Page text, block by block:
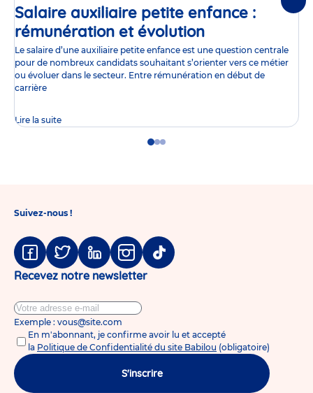
Salaire auxiliaire petite enfance :
rémunération et évolution
Le salaire d’une auxiliaire petite enfance est une question centrale
pour de nombreux candidats souhaitant s’orienter vers ce métier
ou évoluer dans le secteur. Entre rémunération en début de
carrière
Lire la suite
GoGoGo
Suivez-nous !
Facebook
TwitterLinkedinInstagram
Tiktok
Recevez notre newsletter
Exemple : vous@site.com
En m'abonnant, je confirme avoir lu et accepté
la Politique de Confidentialité du site Babilou (obligatoire)
S'inscrire